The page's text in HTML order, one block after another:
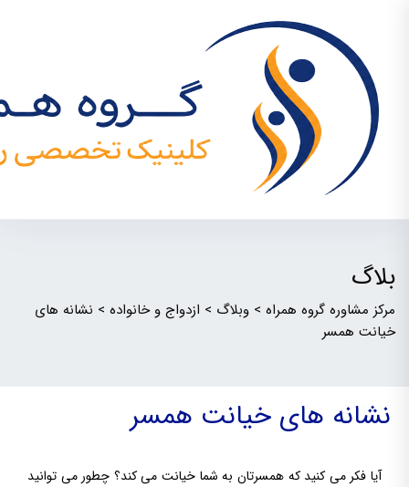
بلاگ
مرکز مشاوره گروه همراه > وبلاگ > ازدواج و خانواده > نشانه های
خیانت همسر
نشانه های خیانت همسر
آیا فکر می کنید که همسرتان به شما خیانت می کند؟ چطور می توانید